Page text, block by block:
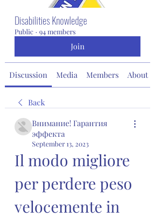
Disabilities Knowledge
Public · 94 members
Join
Discussion Media Members About
Back
Внимание! Гарантия
эффекта
September 13, 2023
Il modo migliore
per perdere peso
velocemente in